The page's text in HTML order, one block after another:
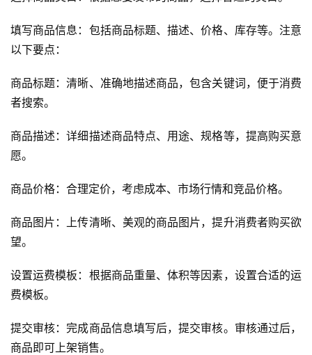
首
自
填写商品信息：包括商品标题、描述、价格、库存等。注意
以下要点：
商品标题：清晰、准确地描述商品，包含关键词，便于消费
者搜索。
商品描述：详细描述商品特点、用途、规格等，提高购买意
愿。
商品价格：合理定价，考虑成本、市场行情和竞品价格。
商品图片：上传清晰、美观的商品图片，提升消费者购买欲
望。
设置运费模板：根据商品重量、体积等因素，设置合适的运
费模板。
提交审核：完成商品信息填写后，提交审核。审核通过后，
商品即可上架销售。